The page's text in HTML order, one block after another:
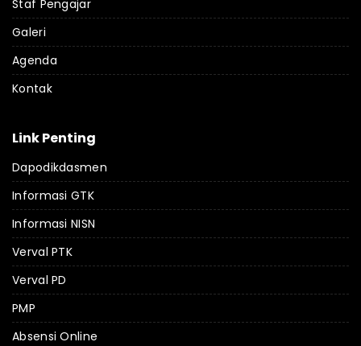
Staf Pengajar
Galeri
Agenda
Kontak
Link Penting
Dapodikdasmen
Informasi GTK
Informasi NISN
Verval PTK
Verval PD
PMP
Absensi Online